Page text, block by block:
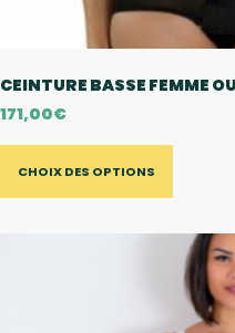
CEINTURE BASSE FEMME
171,00€
CHOIX DES OPTIONS